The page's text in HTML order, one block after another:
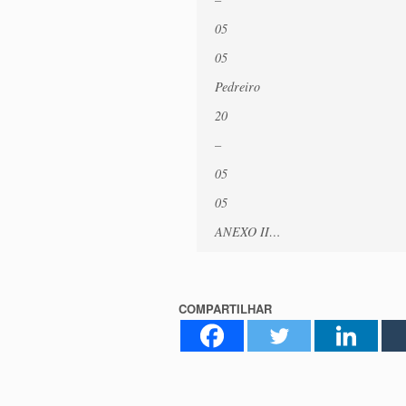
05
05
Pedreiro
20
–
05
05
ANEXO II…
COMPARTILHAR